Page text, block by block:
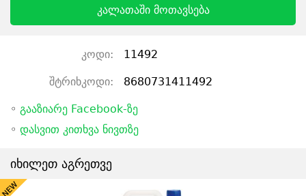
კალათაში მოთავსება
კოდი: 11492
შტრიხკოდი: 8680731411492
◦ გააზიარე Facebook-ზე
◦ დასვით კითხვა ნივთზე
იხილეთ აგრეთვე